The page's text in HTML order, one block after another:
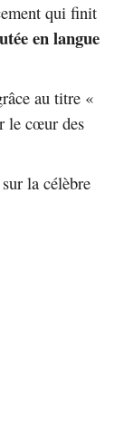
qui finit
en langue
au titre «
le cœur des
la célèbre